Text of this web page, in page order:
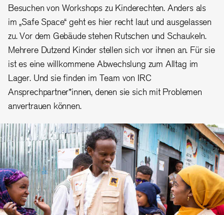
Besuchen von Workshops zu Kinderechten. Anders als
im „Safe Space“ geht es hier recht laut und ausgelassen
zu. Vor dem Gebäude stehen Rutschen und Schaukeln.
Mehrere Dutzend Kinder stellen sich vor ihnen an. Für sie
ist es eine willkommene Abwechslung zum Alltag im
Lager. Und sie finden im Team von IRC
Ansprechpartner*innen, denen sie sich mit Problemen
anvertrauen können.